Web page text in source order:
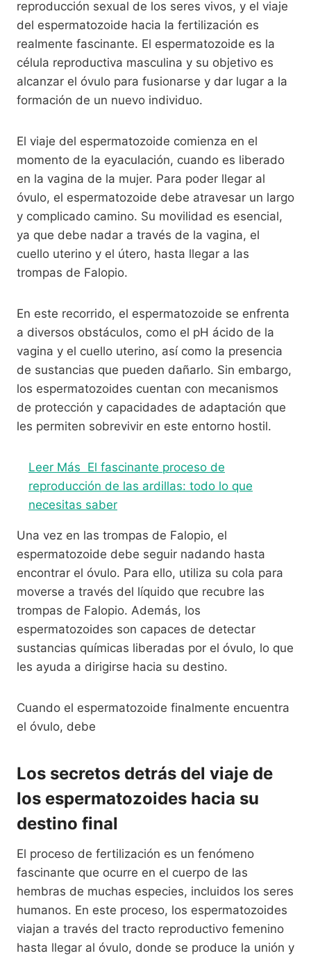
reproducción sexual de los seres vivos, y el viaje
del espermatozoide hacia la fertilización es
realmente fascinante. El espermatozoide es la
célula reproductiva masculina y su objetivo es
alcanzar el óvulo para fusionarse y dar lugar a la
formación de un nuevo individuo.
El viaje del espermatozoide comienza en el
momento de la eyaculación, cuando es liberado
en la vagina de la mujer. Para poder llegar al
óvulo, el espermatozoide debe atravesar un largo
y complicado camino. Su movilidad es esencial,
ya que debe nadar a través de la vagina, el
cuello uterino y el útero, hasta llegar a las
trompas de Falopio.
En este recorrido, el espermatozoide se enfrenta
a diversos obstáculos, como el pH ácido de la
vagina y el cuello uterino, así como la presencia
de sustancias que pueden dañarlo. Sin embargo,
los espermatozoides cuentan con mecanismos
de protección y capacidades de adaptación que
les permiten sobrevivir en este entorno hostil.
Leer Más El fascinante proceso de
reproducción de las ardillas: todo lo que
necesitas saber
Una vez en las trompas de Falopio, el
espermatozoide debe seguir nadando hasta
encontrar el óvulo. Para ello, utiliza su cola para
moverse a través del líquido que recubre las
trompas de Falopio. Además, los
espermatozoides son capaces de detectar
sustancias químicas liberadas por el óvulo, lo que
les ayuda a dirigirse hacia su destino.
Cuando el espermatozoide finalmente encuentra
el óvulo, debe
Los secretos detrás del viaje de
los espermatozoides hacia su
destino final
El proceso de fertilización es un fenómeno
fascinante que ocurre en el cuerpo de las
hembras de muchas especies, incluidos los seres
humanos. En este proceso, los espermatozoides
viajan a través del tracto reproductivo femenino
hasta llegar al óvulo, donde se produce la unión y